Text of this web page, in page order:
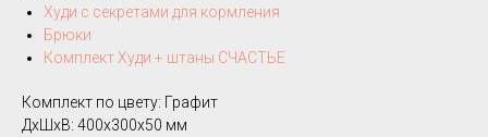
Худи с секретами для кормления
Брюки
Комплект Худи + штаны СЧАСТЬЕ
Комплект по цвету: Графит
ДxШxВ: 400x300x50 мм